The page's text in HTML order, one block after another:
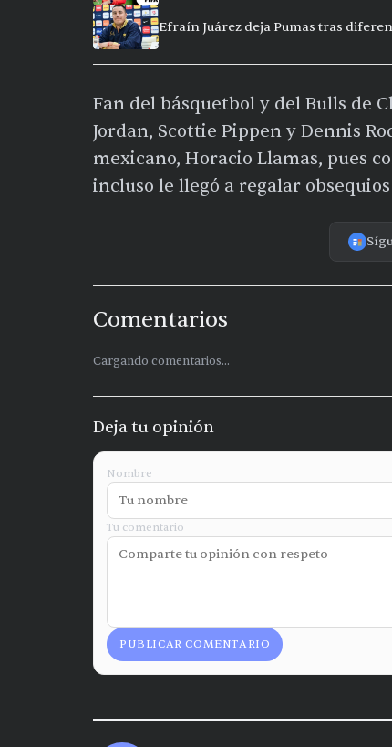
Efraín Juárez deja Pumas tras
Fan del básquetbol y del Bulls de
Jordan, Scottie Pippen y Dennis
mexicano, Horacio Llamas, pues
incluso le llegó a regalar
Comentarios
Cargando comentarios...
Deja tu opinión
Nombre
Tu comentario
PUBLICAR COMENTARIO